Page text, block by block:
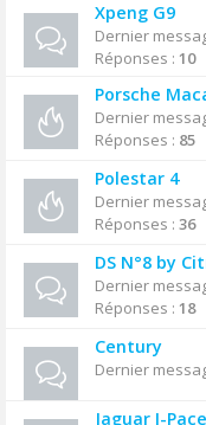
Xpeng G9
Dernier
Réponses : 10
Porsche
Dernier
Réponses : 85
Polestar 4
Dernier
Réponses : 36
DS N°8 by
Dernier
Réponses : 18
Century
Dernier
Jaguar I-Pace